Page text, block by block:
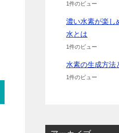
1件のビュー
濃い水素が楽し
水とは
1件のビュー
水素の生成方法
1件のビュー